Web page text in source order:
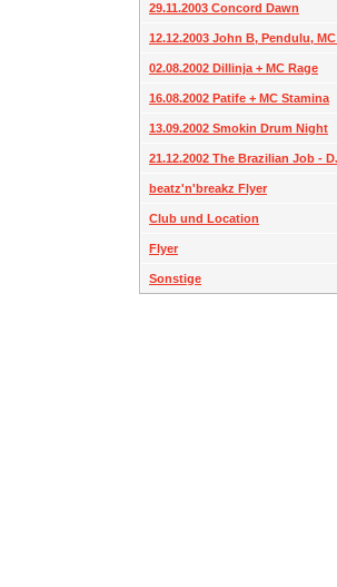
29.11.2003 Concord Dawn
12.12.2003 John B, Pendulu,
02.08.2002 Dillinja + MC Rage
16.08.2002 Patife + MC Stamina
13.09.2002 Smokin Drum Night
21.12.2002 The Brazilian Job -
beatz'n'breakz Flyer
Club und Location
Flyer
Sonstige